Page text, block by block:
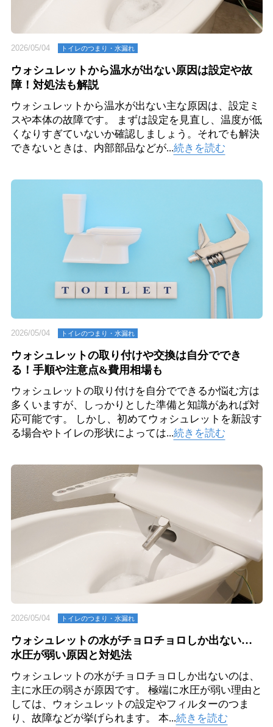
2026/05/04 トイレのつまり・⽔漏れ
ウォシュレットから温水が出ない原因は設定や故
障！対処法も解説
ウォシュレットから温水が出ない主な原因は、設定ミ
スや本体の故障です。 まずは設定を見直し、温度が低
くなりすぎていないか確認しましょう。それでも解決
できないときは、内部部品などが...続きを読む
2026/05/04 トイレのつまり・⽔漏れ
ウォシュレットの取り付けや交換は自分ででき
る！手順や注意点&費用相場も
ウォシュレットの取り付けを自分でできるか悩む方は
多くいますが、しっかりとした準備と知識があれば対
応可能です。 しかし、初めてウォシュレットを新設す
る場合やトイレの形状によっては...続きを読む
2026/05/04 トイレのつまり・⽔漏れ
ウォシュレットの水がチョロチョロしか出ない…
水圧が弱い原因と対処法
ウォシュレットの水がチョロチョロしか出ないのは、
主に水圧の弱さが原因です。 極端に水圧が弱い理由と
しては、ウォシュレットの設定やフィルターのつま
り、故障などが挙げられます。 本...続きを読む